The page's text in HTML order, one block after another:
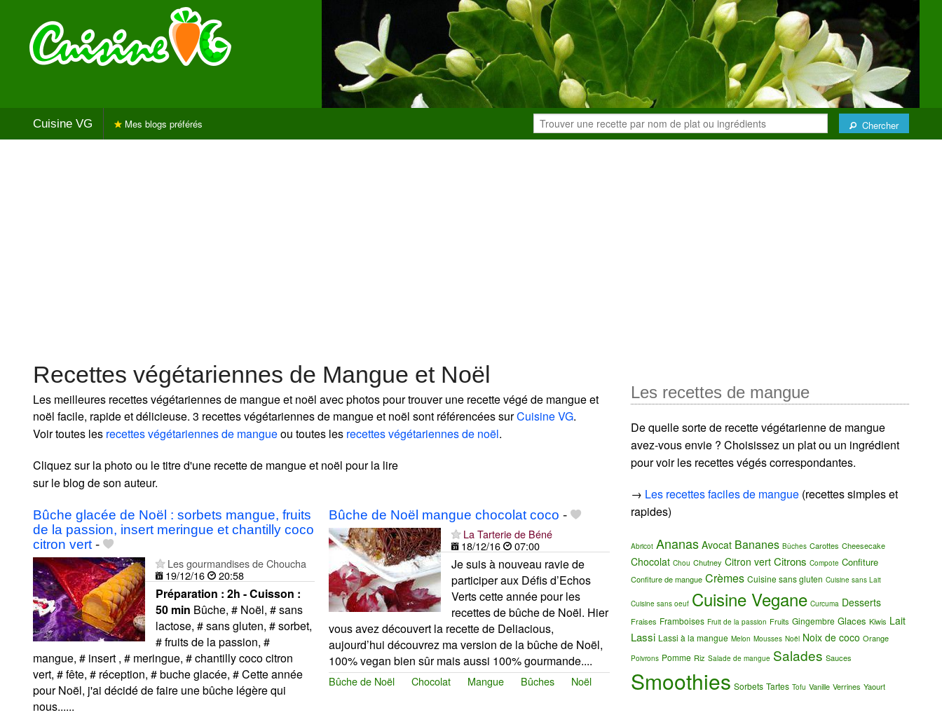
Cuisine VG Chercher
Mes blogs préférés
Recettes végétariennes de Mangue et Noël
Les meilleures recettes végétariennes de mangue et noël avec photos pour trouver une recette végé de mangue et
noël facile, rapide et délicieuse. 3 recettes végétariennes de mangue et noël sont référencées surCuisine VG.
Voir toutes les recettes végétariennes de mangueou toutes les recettes végétariennes de noël.
Cliquez sur la photo ou le titre d'une recette de mangue et noël pour la lire
sur le blog de son auteur.
Bûche glacée de Noël : sorbets mangue, fruits
de la passion, insert meringue et chantilly coco
citron vert -
Les gourmandises de Choucha
19/12/16
20:58
Préparation : 2h - Cuisson :
50 min Bûche, # Noël, # sans
lactose, # sans gluten, # sorbet,
# fruits de la passion, #
mangue, # insert , # meringue, # chantilly coco citron
vert, # fête, # réception, # buche glacée, # Cette année
pour Noël, j'ai décidé de faire une bûche légère qui
nous......
Bûche de Noël mangue chocolat coco -
La Tarterie de Béné
18/12/16
07:00
Je suis à nouveau ravie de
participer aux Défis d’Echos
Verts cette année pour les
recettes de bûche de Noël. Hier
vous avez découvert la recette de Deliacious,
aujourd’hui découvrez ma version de la bûche de Noël,
100% vegan bien sûr mais aussi 100% gourmande....
Bûche de Noël Chocolat Mangue Bûches Noël
Les recettes de mangue
De quelle sorte de recette végétarienne de mangue
avez-vous envie ? Choisissez un plat ou un ingrédient
pour voir les recettes végés correspondantes.
→ Les recettes faciles de mangue (recettes simples et
rapides)
Abricot Ananas Avocat Bananes Bûches Carottes Cheesecake
Chocolat Chou Chutney Citron vert Citrons Compote Confiture
Confiture de mangue Crèmes Cuisine sans gluten Cuisine sans Lait
Cuisine sans oeuf Cuisine Vegane Curcuma Desserts
Fraises Framboises Fruit de la passion Fruits Gingembre Glaces Kiwis Lait
Lassi Lassi à la mangue Melon Mousses Noël Noix de coco Orange
Poivrons Pomme Riz Salade de mangue Salades Sauces
Smoothies Sorbets Tartes Tofu Vanille Verrines Yaourt